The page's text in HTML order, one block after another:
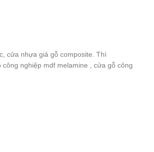
cửa nhựa giả gỗ composite. Thì
nghiệp mdf melamine , cửa gỗ công